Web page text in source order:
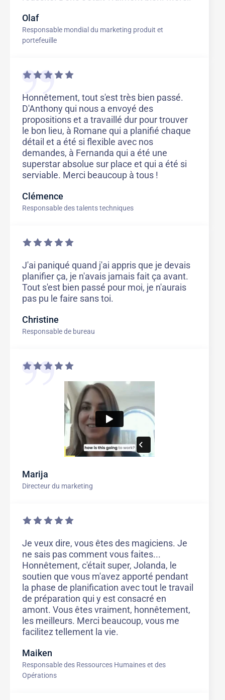
Olaf
Responsable mondial du marketing produit et
portefeuille
Honnêtement, tout s'est très bien passé.
D'Anthony qui nous a envoyé des
propositions et a travaillé dur pour trouver
le bon lieu, à Romane qui a planifié chaque
détail et a été si flexible avec nos
demandes, à Fernanda qui a été une
superstar absolue sur place et qui a été si
serviable. Merci beaucoup à tous !
Clémence
Responsable des talents techniques
J'ai paniqué quand j'ai appris que je devais
planifier ça, je n'avais jamais fait ça avant.
Tout s'est bien passé pour moi, je n'aurais
pas pu le faire sans toi.
Christine
Responsable de bureau
Marija
Directeur du marketing
Je veux dire, vous êtes des magiciens. Je
ne sais pas comment vous faites...
Honnêtement, c'était super, Jolanda, le
soutien que vous m'avez apporté pendant
la phase de planification avec tout le travail
de préparation qui y est consacré en
amont. Vous êtes vraiment, honnêtement,
les meilleurs. Merci beaucoup, vous me
facilitez tellement la vie.
Maiken
Responsable des Ressources Humaines et des
Opérations